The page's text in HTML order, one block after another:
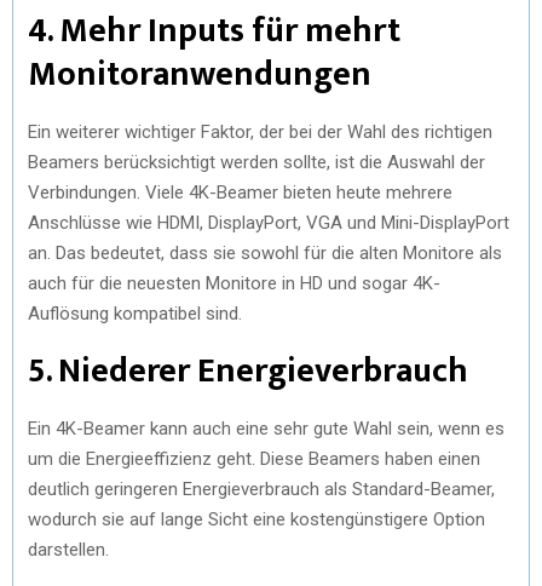
4. Mehr Inputs für mehrt
Monitoranwendungen
Ein weiterer wichtiger Faktor, der bei der Wahl des richtigen
Beamers berücksichtigt werden sollte, ist die Auswahl der
Verbindungen. Viele 4K-Beamer bieten heute mehrere
Anschlüsse wie HDMI, DisplayPort, VGA und Mini-DisplayPort
an. Das bedeutet, dass sie sowohl für die alten Monitore als
auch für die neuesten Monitore in HD und sogar 4K-
Auflösung kompatibel sind.
5. Niederer Energieverbrauch
Ein 4K-Beamer kann auch eine sehr gute Wahl sein, wenn es
um die Energieeffizienz geht. Diese Beamers haben einen
deutlich geringeren Energieverbrauch als Standard-Beamer,
wodurch sie auf lange Sicht eine kostengünstigere Option
darstellen.